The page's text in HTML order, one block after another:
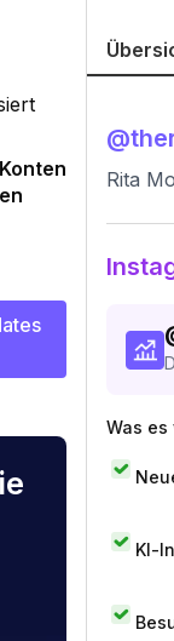
@
Rita
Was
KI-